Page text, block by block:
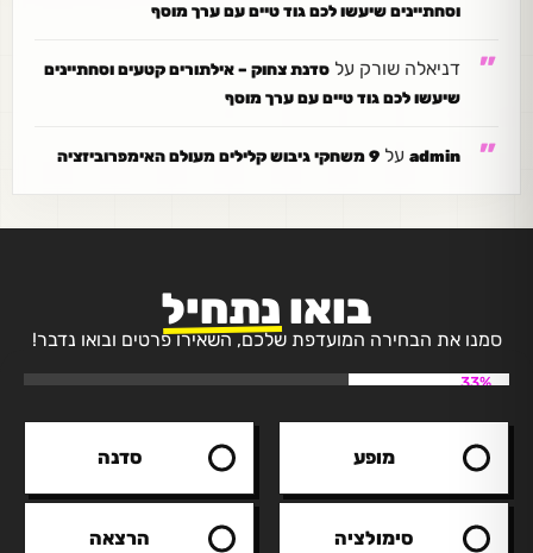
וסחתיינים שיעשו לכם גוד טיים עם ערך מוסף
דניאלה שורק על סדנת צחוק – אילתורים קטעים וסחתיינים
שיעשו לכם גוד טיים עם ערך מוסף
admin על 9 משחקי גיבוש קלילים מעולם האימפרוביזציה
בואו נתחיל
סמנו את הבחירה המועדפת שלכם, השאירו פרטים ובואו נדבר!
33%
מופע סדנה
סימולציה הרצאה